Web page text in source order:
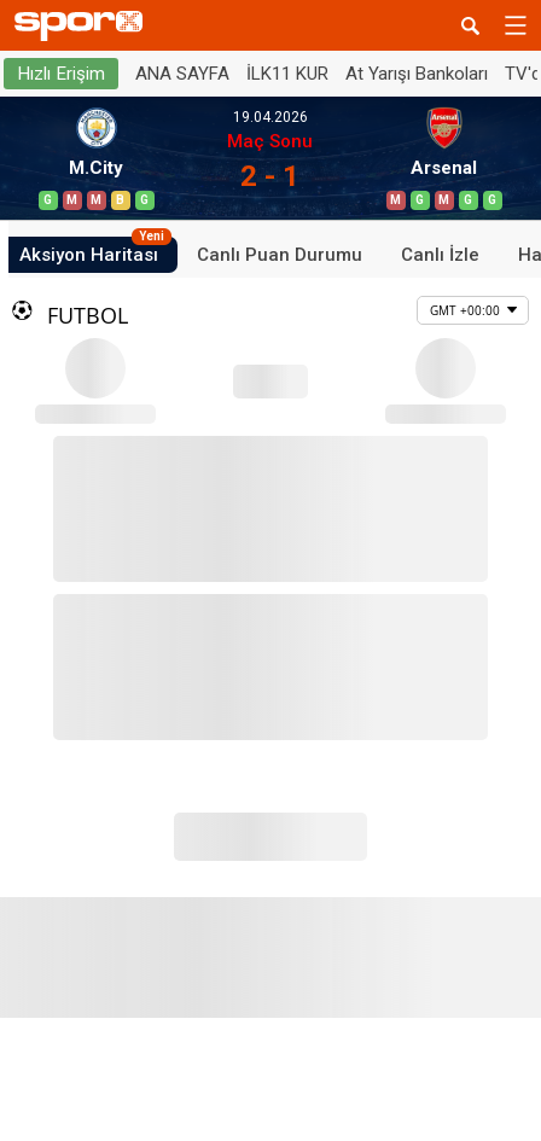
Hızlı Erişim ANA SAYFA İLK11 KUR At Yarışı Bankoları
M.City
G M M B G
19.04.2026
Maç Sonu
2 - 1 Arsenal
M G M G G
Aksiyon Haritası
Yeni
Canlı Puan Durumu Canlı İzle
FUTBOL GMT +00:00